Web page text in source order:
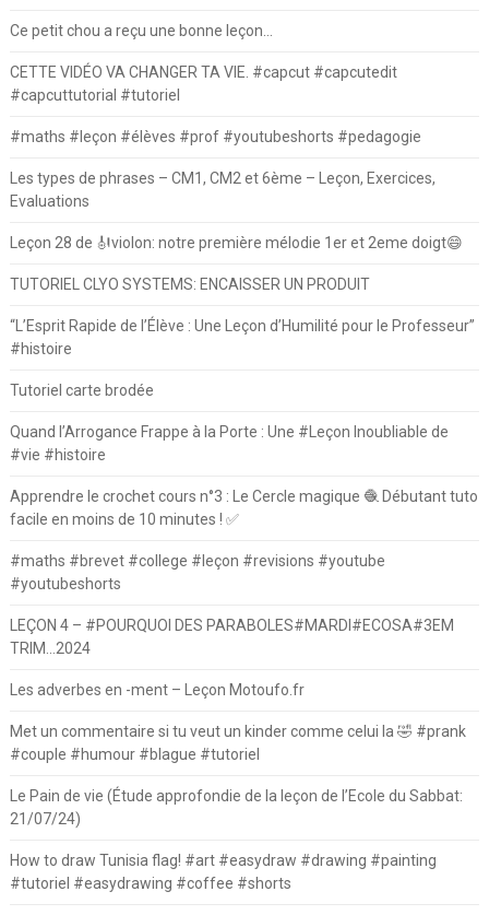
Ce petit chou a reçu une bonne leçon…
CETTE VIDÉO VA CHANGER TA VIE. #capcut #capcutedit
#capcuttutorial #tutoriel
#maths #leçon #élèves #prof #youtubeshorts #pedagogie
Les types de phrases – CM1, CM2 et 6ème – Leçon, Exercices,
Evaluations
Leçon 28 de 🎻violon: notre première mélodie 1er et 2eme doigt😄
TUTORIEL CLYO SYSTEMS: ENCAISSER UN PRODUIT
“L’Esprit Rapide de l’Élève : Une Leçon d’Humilité pour le Professeur”
#histoire
Tutoriel carte brodée
Quand l’Arrogance Frappe à la Porte : Une #Leçon Inoubliable de
#vie #histoire
Apprendre le crochet cours n°3 : Le Cercle magique 🧶 Débutant tuto
facile en moins de 10 minutes ! ✅
#maths #brevet #college #leçon #revisions #youtube
#youtubeshorts
LEÇON 4 – #POURQUOI DES PARABOLES#MARDI#ECOSA#3EM
TRIM…2024
Les adverbes en -ment – Leçon Motoufo.fr
Met un commentaire si tu veut un kinder comme celui la 🤣 #prank
#couple #humour #blague #tutoriel
Le Pain de vie (Étude approfondie de la leçon de l’Ecole du Sabbat:
21/07/24)
How to draw Tunisia flag! #art #easydraw #drawing #painting
#tutoriel #easydrawing #coffee #shorts